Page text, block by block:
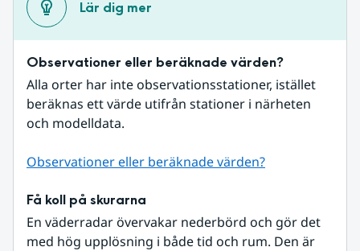
Lär dig mer
Observationer eller beräknade värden?
Alla orter har inte observationsstationer, istället
beräknas ett värde utifrån stationer i närheten
och modelldata.
Observationer eller beräknade värden?
Få koll på skurarna
En väderradar övervakar nederbörd och gör det
med hög upplösning i både tid och rum. Den är